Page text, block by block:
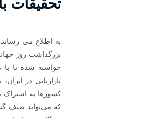
تحقیقات
خواسته شده تا
بازاریابی در
کشورها به اشتراک
که می‌تواند طیف